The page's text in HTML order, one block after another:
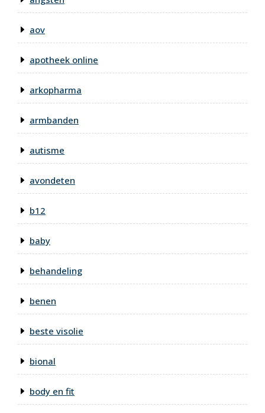
aov
apotheek online
arkopharma
armbanden
autisme
avondeten
b12
baby
behandeling
benen
beste visolie
bional
body en fit